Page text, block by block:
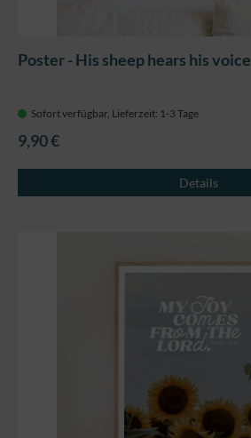
Poster - His sheep hears his voice
Sofort verfügbar, Lieferzeit: 1-3 Tage
9,90 €
Details